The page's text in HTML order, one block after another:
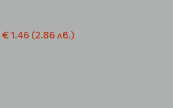
€ 1.46 (2.86 лв.)